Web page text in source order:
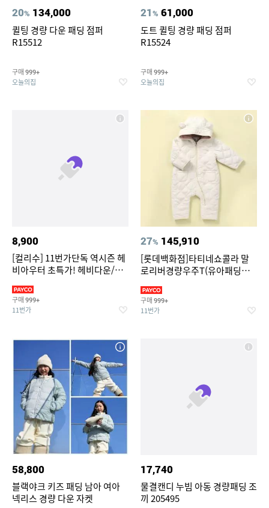
20% 134,000
퀼팅 경량 다운 패딩 점퍼
R15512
구매 999+
오늘의집
21% 61,000
도트 퀼팅 경량 패딩 점퍼
R15524
구매 999+
오늘의집
8,900
[컬리수] 11번가단독 역시즌 헤
비아우터 초특가! 헤비다운/경
구매 999+
11번가
27% 145,910
[롯데백화점]타티네쇼콜라 말
로리버경량우주T(유아패딩우
구매 999+
11번가
58,800
블랙야크 키즈 패딩 남아 여아
넥리스 경량 다운 자켓
17,740
물결캔디 누빔 아동 경량패딩 조
끼 205495